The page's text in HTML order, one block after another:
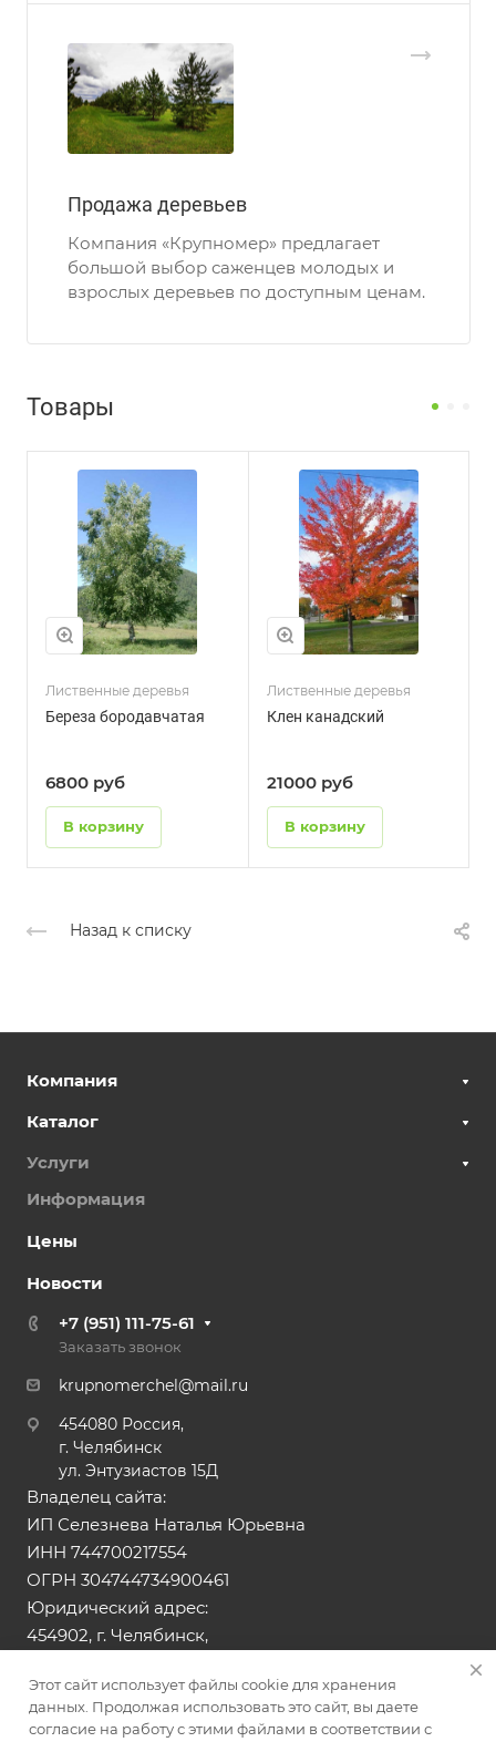
Продажа деревьев
Компания «Крупномер» предлагает
большой выбор саженцев молодых и
взрослых деревьев по доступным ценам.
Товары
Лиственные деревья
Береза бородавчатая
6800 руб
В корзину
Лиственные деревья
Клен канадский
21000 руб
В корзину
Назад к списку
Компания
Каталог
Услуги
Информация
Цены
Новости
+7 (951) 111-75-61
Заказать звонок
krupnomerchel@mail.ru
454080 Россия,
г. Челябинск
ул. Энтузиастов 15Д
Владелец сайта:
ИП Селезнева Наталья Юрьевна
ИНН 744700217554
ОГРН 304744734900461
Юридический адрес:
454902, г. Челябинск,
© 2026 Все права защищены. Сайт носит
Этот сайт использует файлы cookie для хранения
данных. Продолжая использовать это сайт, вы даете
согласие на работу с этими файлами в соответствии с